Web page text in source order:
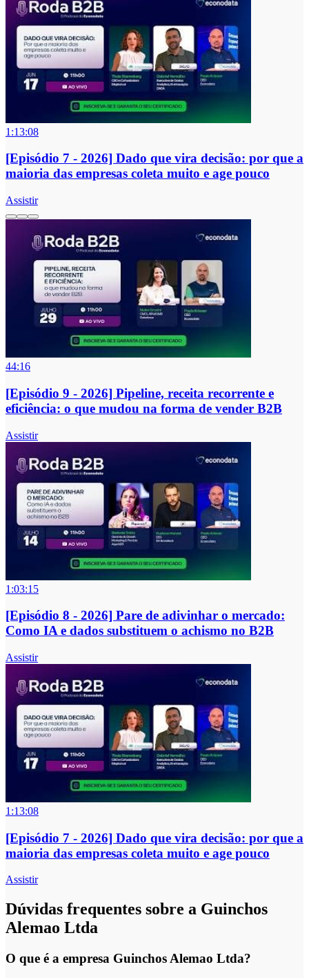
1:13:08
[Episódio 7 - 2026] Dado que vira decisão: por que a
maioria das empresas coleta muito e age pouco
Assistir
44:16
[Episódio 9 - 2026] Pipeline, receita recorrente e
eficiência: o que mudou na forma de vender B2B
Assistir
1:03:15
[Episódio 8 - 2026] Pare de adivinhar o mercado:
Como IA e dados substituem o achismo no B2B
Assistir
1:13:08
[Episódio 7 - 2026] Dado que vira decisão: por que a
maioria das empresas coleta muito e age pouco
Assistir
Dúvidas frequentes sobre a Guinchos
Alemao Ltda
O que é a empresa Guinchos Alemao Ltda?